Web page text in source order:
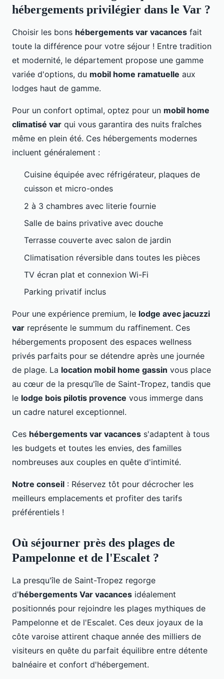
hébergements privilégier dans le Var ?
Choisir les bons hébergements var vacances fait
toute la différence pour votre séjour ! Entre tradition
et modernité, le département propose une gamme
variée d'options, du mobil home ramatuelle aux
lodges haut de gamme.
Pour un confort optimal, optez pour un mobil home
climatisé var qui vous garantira des nuits fraîches
même en plein été. Ces hébergements modernes
incluent généralement :
Cuisine équipée avec réfrigérateur, plaques de
cuisson et micro-ondes
2 à 3 chambres avec literie fournie
Salle de bains privative avec douche
Terrasse couverte avec salon de jardin
Climatisation réversible dans toutes les pièces
TV écran plat et connexion Wi-Fi
Parking privatif inclus
Pour une expérience premium, le lodge avec jacuzzi
var représente le summum du raffinement. Ces
hébergements proposent des espaces wellness
privés parfaits pour se détendre après une journée
de plage. La location mobil home gassin vous place
au cœur de la presqu'île de Saint-Tropez, tandis que
le lodge bois pilotis provence vous immerge dans
un cadre naturel exceptionnel.
Ces hébergements var vacances s'adaptent à tous
les budgets et toutes les envies, des familles
nombreuses aux couples en quête d'intimité.
Notre conseil : Réservez tôt pour décrocher les
meilleurs emplacements et profiter des tarifs
préférentiels !
Où séjourner près des plages de
Pampelonne et de l'Escalet ?
La presqu'île de Saint-Tropez regorge
d'hébergements Var vacances idéalement
positionnés pour rejoindre les plages mythiques de
Pampelonne et de l'Escalet. Ces deux joyaux de la
côte varoise attirent chaque année des milliers de
visiteurs en quête du parfait équilibre entre détente
balnéaire et confort d'hébergement.